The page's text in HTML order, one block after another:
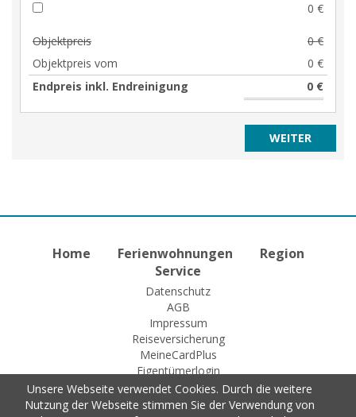
0 €
Objektpreis
0 €
Objektpreis vom
0 €
Endpreis inkl. Endreinigung
0 €
Home Ferienwohnungen
Region
Service
Datenschutz
AGB
Impressum
Reiseversicherung
MeineCardPlus
Eigentümerlogin
Unsere Webseite verwendet Cookies. Durch die weitere
Nutzung der Webseite stimmen Sie der Verwendung von